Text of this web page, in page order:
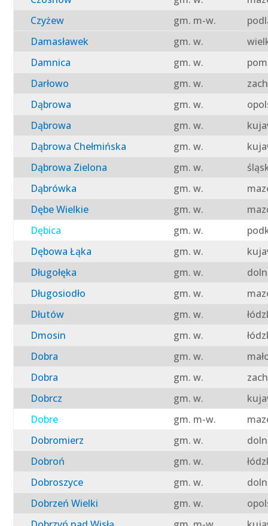
Czyżew
gm. m-w.
Damasławek
gm. w.
Damnica
gm. w.
Darłowo
gm. w.
Dąbrowa
gm. w.
Dąbrowa
gm. w.
Dąbrowa Chełmińska
gm. w.
Dąbrowa Zielona
gm. w.
Dąbrówka
gm. w.
Dębe Wielkie
gm. w.
Dębica
gm. w.
Dębowa Łąka
gm. w.
Długołęka
gm. w.
Długosiodło
gm. w.
Dłutów
gm. w.
Dmosin
gm. w.
Dobra
gm. w.
Dobra
gm. w.
Dobrcz
gm. w.
Dobre
gm. m-w.
Dobromierz
gm. w.
Dobroń
gm. w.
Dobroszyce
gm. w.
Dobrzeń Wielki
gm. w.